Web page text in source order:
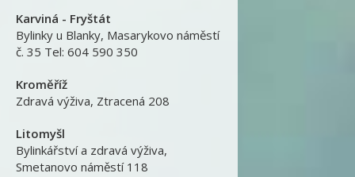
Karviná - Fryštát
Bylinky u Blanky, Masarykovo náměstí
č. 35 Tel: 604 590 350
Kroměříž
Zdravá výživa, Ztracená 208
Litomyšl
Bylinkářství a zdravá výživa,
Smetanovo náměstí 118